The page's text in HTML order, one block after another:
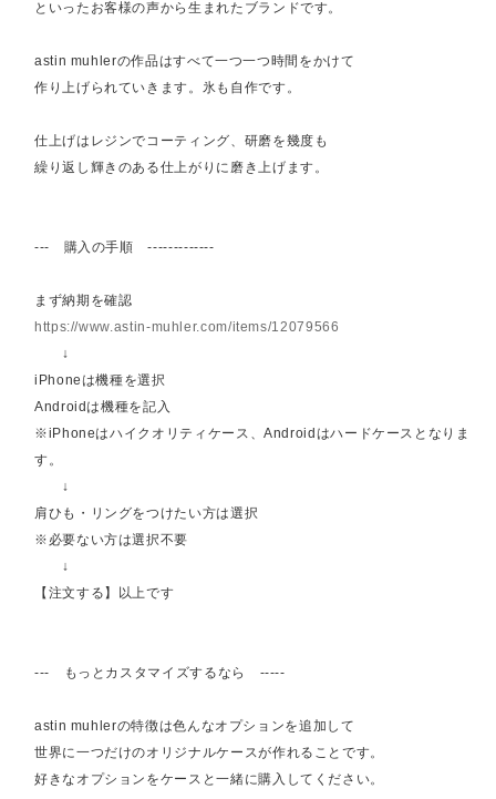
といったお客様の声から生まれたブランドです。
astin muhlerの作品はすべて一つ一つ時間をかけて
作り上げられていきます。氷も自作です。
仕上げはレジンでコーティング、研磨を幾度も
繰り返し輝きのある仕上がりに磨き上げます。
--- 購入の手順 -------------
まず納期を確認
https://www.astin-muhler.com/items/12079566
↓
iPhoneは機種を選択
Androidは機種を記入
※iPhoneはハイクオリティケース、Androidはハードケースとなりま
す。
↓
肩ひも・リングをつけたい方は選択
※必要ない方は選択不要
↓
【注文する】以上です
--- もっとカスタマイズするなら -----
astin muhlerの特徴は色んなオプションを追加して
世界に一つだけのオリジナルケースが作れることです。
好きなオプションをケースと一緒に購入してください。